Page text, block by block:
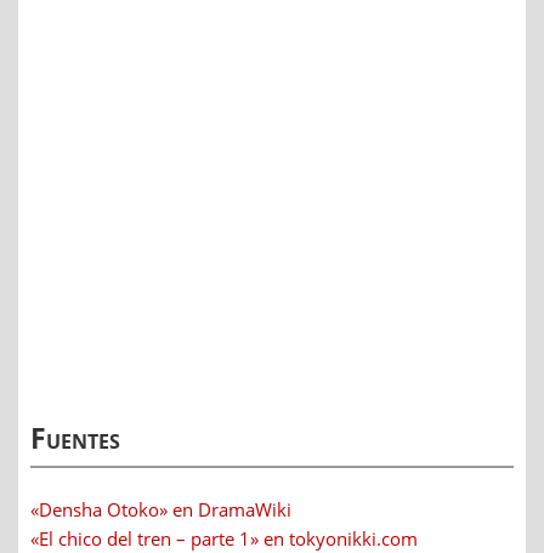
Fuentes
«Densha Otoko» en DramaWiki
«El chico del tren – parte 1» en tokyonikki.com